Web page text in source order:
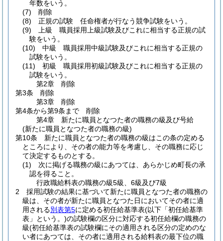
年数をいう。
(7)
削除
(8)
正規の試験 任命権者が行なう競争試験をいう。
(9)
上級 職員採用上級試験及びこれに相当する正規の試
験をいう。
(10)
中級 職員採用中級試験及びこれに相当する正規の
試験をいう。
(11)
初級 職員採用初級試験及びこれに相当する正規の
試験をいう。
第2章
削除
第3条
削除
第3章
削除
第4条から第9条まで
削除
第4章
新たに職員となつた者の職務の級及び号給
(新たに職員となつた者の職務の級)
第10条
新たに職員となつた者の職務の級はこの条の定める
ところにより、その者の能力等を考慮し、その職務に応じ
て決定するものとする。
(1)
次に掲げる職務の級にあつては、あらかじめ町長の承
認を得ること。
行政職給料表の職務の級5級、6級及び7級
2
採用試験の結果に基づいて新たに職員となつた者の職務の
級は、その者が新たに職員となつた日においてその者に適
用される別表第5に定める初任給基準表(以下「初任給基準
表」という。)の試験欄の区分に対応する初任給欄の職務の
級(初任給基準表の試験欄にその適用される区分の定めのな
い者にあつては、その者に適用される給料表の最下位の職